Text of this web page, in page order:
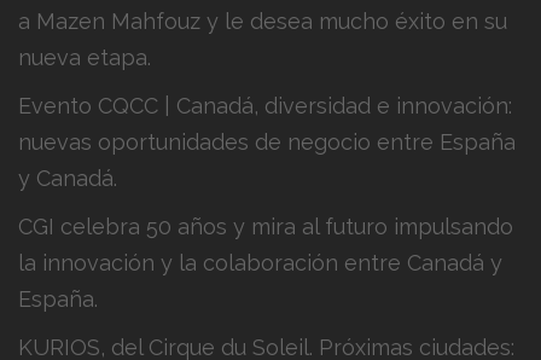
a Mazen Mahfouz y le desea mucho éxito en su
nueva etapa.
Evento CQCC | Canadá, diversidad e innovación:
nuevas oportunidades de negocio entre España
y Canadá.
CGI celebra 50 años y mira al futuro impulsando
la innovación y la colaboración entre Canadá y
España.
KURIOS, del Cirque du Soleil. Próximas ciudades: